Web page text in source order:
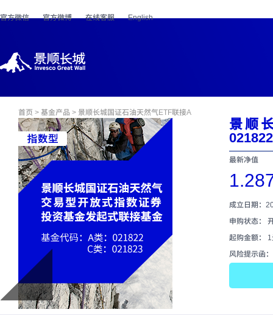
官方微信 官方微博 在线客服 English
首页 > 基金产品 > 景顺长城国证石油天然气ETF联接A
景顺
最新净值
成立日期：
申购状态：
起购金额：
风险提示函：